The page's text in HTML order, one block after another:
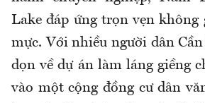
Lake đáp ứng trọn vẹn không
mực. Với nhiều người dân
dọn về dự án làm láng giềng
vào một cộng đồng cư dân